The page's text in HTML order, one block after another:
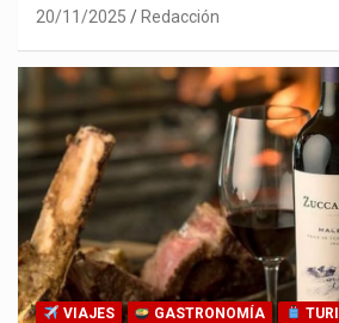
20/11/2025 Redacción
VIAJES GASTRONOMÍA